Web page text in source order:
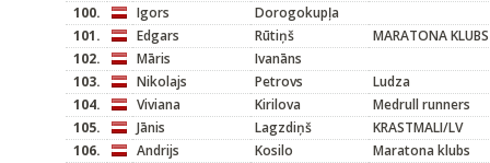
100.
Igors
Dorogokupļa
101.
Edgars Rūtiņš
MARATONA KLUBS
102.
Māris
Ivanāns
103.
Nikolajs Petrovs
Ludza
104.
Viviana Kirilova
Medrull runners
105.
Jānis Lagzdiņš
KRASTMALI/LV
106.
Andrijs Kosilo
Maratona klubs